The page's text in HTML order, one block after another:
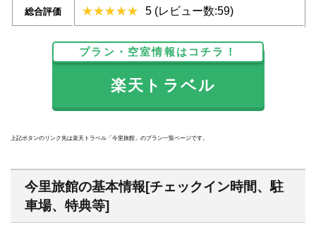
総合評価 5 (レビュー数:59)
プラン・空室情報はコチラ！
楽天トラベル
上記ボタンのリンク先は楽天トラベル「今里旅館」のプラン一覧ページです。
今里旅館の基本情報[チェックイン時間、駐
車場、特典等]